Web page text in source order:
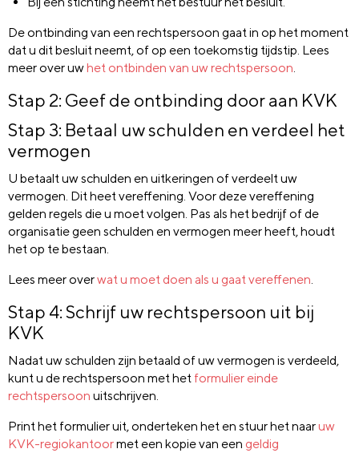
De ontbinding van een rechtspersoon gaat in op het moment
dat u dit besluit neemt, of op een toekomstig tijdstip. Lees
meer over uwhet ontbinden van uw rechtspersoon
Stap 2: Geef de ontbinding door aan KVK
Stap 3: Betaal uw schulden en verdeel het
vermogen
U betaalt uw schulden en uitkeringen of verdeelt uw
vermogen. Dit heet vereffening. Voor deze vereffening
gelden regels die u moet volgen. Pas als het bedrijf of de
organisatie geen schulden en vermogen meer heeft, houdt
het op te bestaan.
Lees meer overwat u moet doen als u gaat vereffenen.
Stap 4: Schrijf uw rechtspersoon uit bij
KVK
Nadat uw schulden zijn betaald of uw vermogen is verdeeld,
kunt u de rechtspersoon met het formulier einde
rechtspersoon uitschrijven.
Print het formulier uit, onderteken het en stuur het naaruw
KVK-regiokantoormet een kopie van een geldig